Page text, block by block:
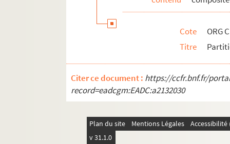
ORG C.4/2. Partitions de David,
ORG C.4/2. Partitions de David,
ORG C.4/2. Partitions de Dehette,
ORG C.4/2. Partitions de Delbecq, A.
ORG C.4/2. Partitions de Delettre,
ORG C.4/2. Partitions de Delibes,
Cote
ORG
Titre
Citer ce document : https://ccfr.bnf.fr/
record=eadcgm:EADC:a2132030
Plan du site Mentions Légales
v 31.1.0